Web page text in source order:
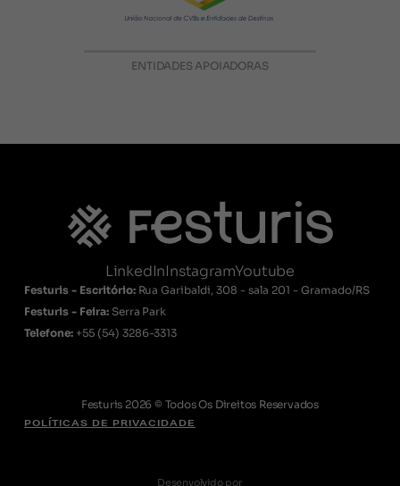
ENTIDADES APOIADORAS
LinkedInInstagramYoutube
Festuris - Escritório: Rua Garibaldi, 308 - sala 201 - Gramado/RS
Festuris - Feira: Serra Park
Telefone: +55 (54) 3286-3313
Festuris 2026 © Todos Os Direitos Reservados
POLÍTICAS DE PRIVACIDADE
Desenvolvido por